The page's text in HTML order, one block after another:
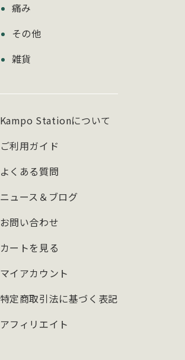
痛み
その他
雑貨
Kampo Stationについて
ご利用ガイド
よくある質問
ニュース＆ブログ
お問い合わせ
カートを見る
マイアカウント
特定商取引法に基づく表記
アフィリエイト